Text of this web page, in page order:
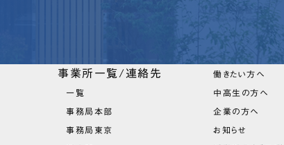
事業所一覧/連絡先
一覧
事務局本部
事務局東京
働きたい方へ
中高生の方へ
企業の方へ
お知らせ